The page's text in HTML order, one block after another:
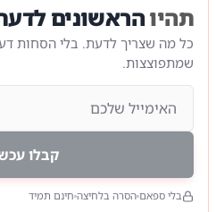
תהיוהראשונים
כל מה שצריך לדעת. בלי הסחות
שמתפוצצות.
קבלו
בלי ספאם הסרה בלחיצה חינם תמיד